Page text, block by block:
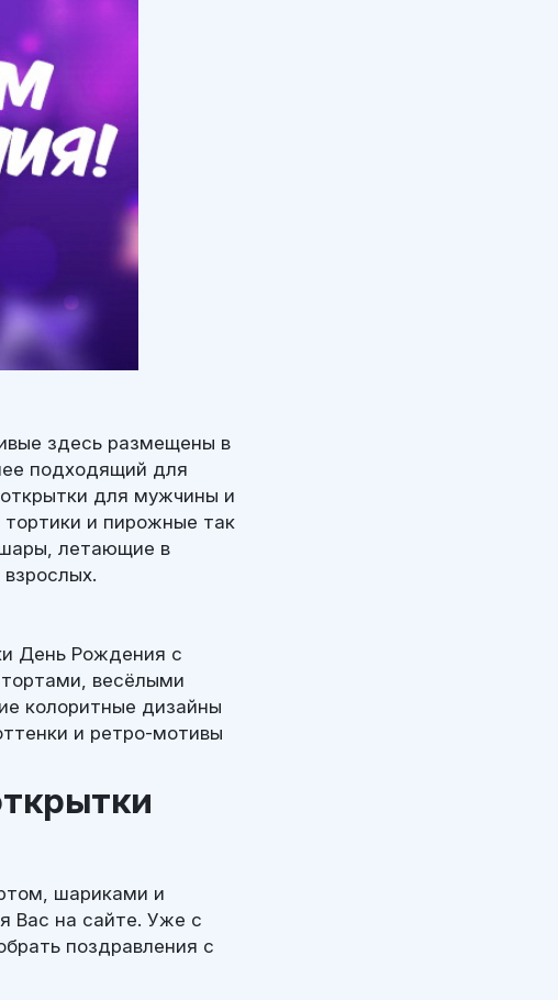
здесь размещены в
подходящий для
для мужчины и
и пирожные так
летающие в
День Рождения с
весёлыми
колоритные дизайны
и ретро-мотивы
шариками и
Вас на сайте. Уже с
поздравления с